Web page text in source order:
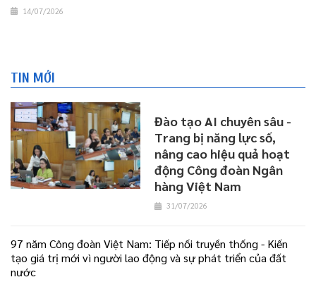
14/07/2026
TIN MỚI
Đào tạo AI chuyên sâu -
Trang bị năng lực số,
nâng cao hiệu quả hoạt
động Công đoàn Ngân
hàng Việt Nam
31/07/2026
97 năm Công đoàn Việt Nam: Tiếp nối truyền thống - Kiến
tạo giá trị mới vì người lao động và sự phát triển của đất
nước